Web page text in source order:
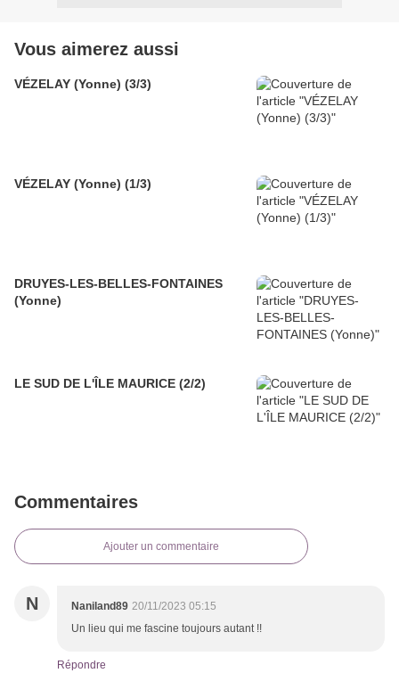
Vous aimerez aussi
VÉZELAY (Yonne) (3/3)
VÉZELAY (Yonne) (1/3)
DRUYES-LES-BELLES-FONTAINES
(Yonne)
LE SUD DE L'ÎLE MAURICE (2/2)
Commentaires
Ajouter un commentaire
N Naniland89 20/11/2023 05:15
Un lieu qui me fascine toujours autant !!
Répondre